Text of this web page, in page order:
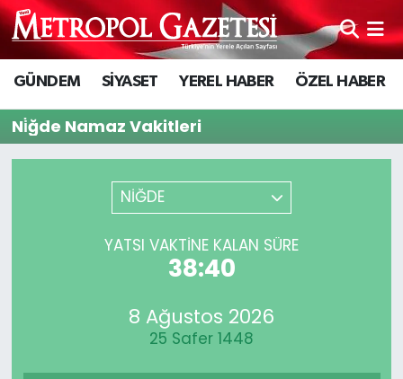
GÜNDEM SİYASET YEREL HABER ÖZEL HABER
Ni̇ğde Namaz Vakitleri
NİĞDE
YATSI VAKTİNE KALAN SÜRE
38:40
8 Ağustos 2026
25 Safer 1448
Hava Durumu
Trafik Durumu
Süper Lig Puan Durumu ve Fikstür
Tüm Manşetler
Son Dakika Haberleri